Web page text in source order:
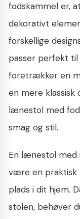
fodskammel er,
dekorativt
forskellige
passer perfekt til
foretrækker en
en mere klassisk
lænestol med
smag og stil.
En lænestol med
være en praktisk
plads i dit hjem.
stolen, behøver